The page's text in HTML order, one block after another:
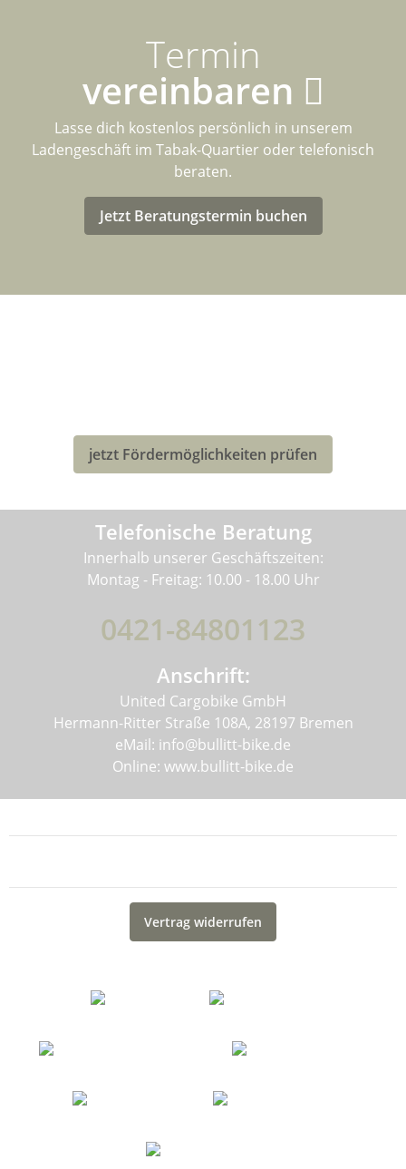
Termin
vereinbaren
Lasse dich kostenlos persönlich in unserem
Ladengeschäft im Tabak-Quartier oder telefonisch
beraten.
Jetzt Beratungstermin buchen
jetzt Fördermöglichkeiten prüfen
Telefonische Beratung
Innerhalb unserer Geschäftszeiten:
Montag - Freitag: 10.00 - 18.00 Uhr
0421-84801123
Anschrift:
United Cargobike GmbH
Hermann-Ritter Straße 108A, 28197 Bremen
eMail: info@bullitt-bike.de
Online: www.bullitt-bike.de
Vertrag widerrufen